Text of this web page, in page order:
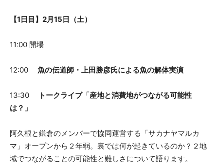
【1日目】2月15日（土）
11:00 開場
12:00 魚の伝道師・上田勝彦氏による魚の解体実演
13:30
トークライブ「産地と消費地がつながる可能性
は？」
阿久根と鎌倉のメンバーで協同運営する「サカナヤマルカ
マ」オープンから２年弱。裏では何が起きているのか？２地
域でつながることの可能性と難しさについて語ります。